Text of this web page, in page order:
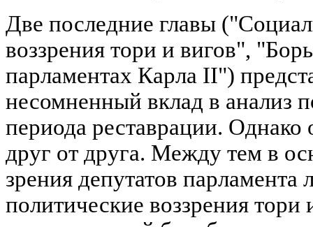
Две последние главы
воззрения тори и вигов",
парламентах Карла II")
несомненный вклад в анализ
периода реставрации. Однако
друг от друга. Между тем в
зрения депутатов
политические воззрения тори